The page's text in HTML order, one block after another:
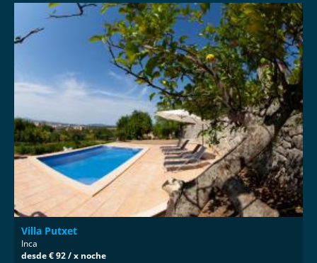
Villa Putxet
Inca
desde € 92 / x noche